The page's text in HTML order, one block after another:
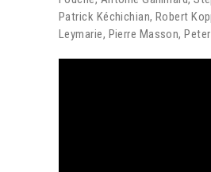
Patrick Kéchichian, Robert
Leymarie, Pierre Masson,